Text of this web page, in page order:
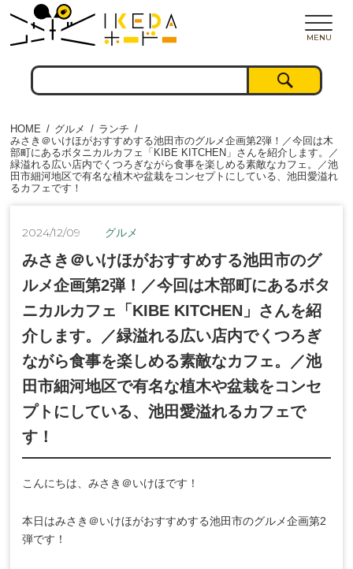
MENU
HOME グルメ
ランチ
みさき＠いけほがおすすめする池田市のグルメ企画第2弾！／今回は木
部町にあるボタニカルカフェ「KIBE KITCHEN」さんを紹介します。／
緑溢れる広い店内でくつろぎながら食事を楽しめる素敵なカフェ。／池
田市細河地区で有名な植木や盆栽をコンセプトにしている、池田愛溢れ
るカフェです！
2024/12/09 グルメ
みさき＠いけほがおすすめする池田市のグ
ルメ企画第2弾！／今回は木部町にあるボタ
ニカルカフェ「KIBE KITCHEN」さんを紹
介します。／緑溢れる広い店内でくつろぎ
ながら食事を楽しめる素敵なカフェ。／池
田市細河地区で有名な植木や盆栽をコンセ
プトにしている、池田愛溢れるカフェで
す！
こんにちは、みさき＠いけほです！
本日はみさき＠いけほがおすすめする池田市のグルメ企画第2
弾です！